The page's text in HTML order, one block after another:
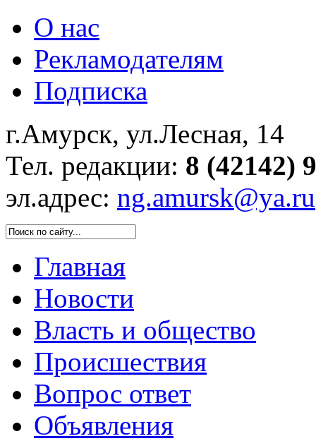
О нас
Рекламодателям
Подписка
г.Амурск, ул.Лесная, 14
Тел. редакции: 8 (42142)
эл.адрес: ng.amursk@ya.ru
Главная
Новости
Власть и общество
Происшествия
Вопрос ответ
Объявления